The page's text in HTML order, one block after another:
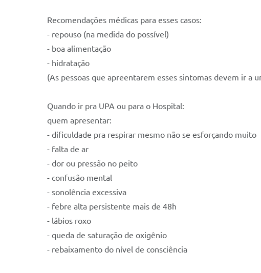
Recomendações médicas para esses casos:
- repouso (na medida do possível)
- boa alimentação
- hidratação
(As pessoas que apreentarem esses sintomas devem ir a
Quando ir pra UPA ou para o Hospital:
quem apresentar:
- dificuldade pra respirar mesmo não se esforçando muito
- falta de ar
- dor ou pressão no peito
- confusão mental
- sonolência excessiva
- febre alta persistente mais de 48h
- lábios roxo
- queda de saturação de oxigênio
- rebaixamento do nível de consciência